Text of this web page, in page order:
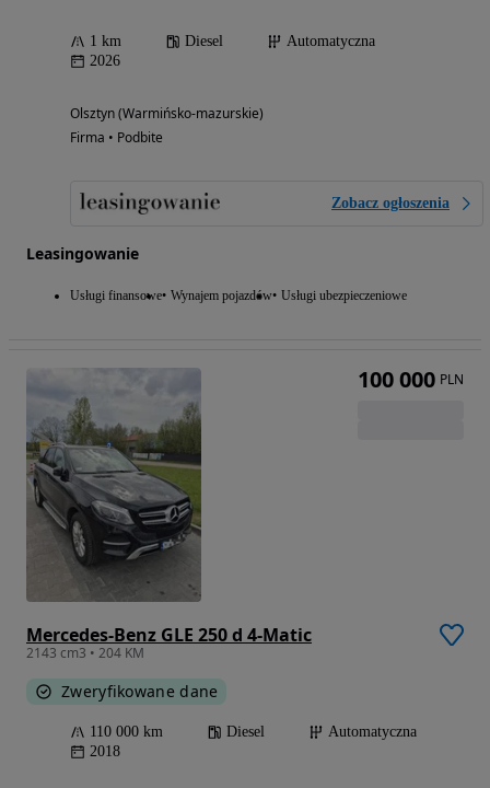
1 km Diesel
Automatyczna
2026
Olsztyn (Warmińsko-mazurskie)
Firma • Podbite
Zobacz ogłoszenia
Leasingowanie
Usługi finansowe Wynajem pojazdów Usługi ubezpieczeniowe
Mercedes-Benz GLE 250 d 4-Matic
2143 cm3 • 204 KM
Zweryfikowane dane
110 000 km Diesel
Automatyczna
2018
100 000 PLN